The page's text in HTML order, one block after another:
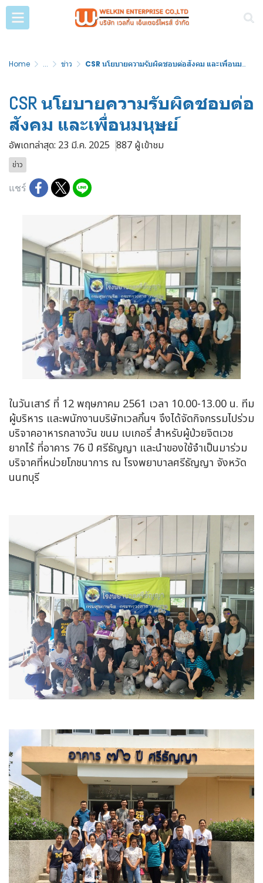
Home ... ข่าว CSR นโยบายความรับผิดชอบต่อสังคม และเพื่อนมนุษย์
CSR นโยบายความรับผิดชอบต่อ
สังคม และเพื่อนมนุษย์
อัพเดทล่าสุด: 23 มี.ค. 2025 887 ผู้เข้าชม
ข่าว
แชร์
ในวันเสาร์ ที่ 12 พฤษภาคม 2561 เวลา 10.00-13.00 น. ทีม
ผู้บริหาร และพนักงานบริษัทเวลกิ้นฯ จึงได้จัดกิจกรรมไปร่วม
บริจาคอาหารกลางวัน ขนม เบเกอรี่ สำหรับผู้ป่วยจิตเวช
ยากไร้ ที่อาคาร 76 ปี ศรีธัญญา และนำของใช้จำเป็นมาร่วม
บริจาคที่หน่วยโภชนาการ ณ โรงพยาบาลศรีธัญญา จังหวัด
นนทบุรี